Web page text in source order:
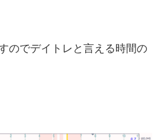
のでデイトレと言える時間の